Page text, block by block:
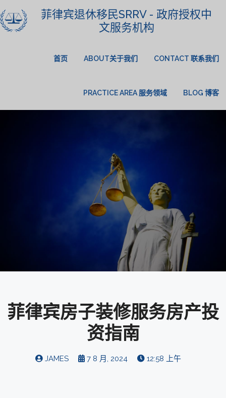
菲律宾退休移民SRRV - 政府授权中
文服务机构
首页 ABOUT关于我们 CONTACT 联系我们
PRACTICE AREA 服务领域 BLOG 博客
菲律宾房子装修服务房产投
资指南
JAMES 7 8 月, 2024 12:58 上午